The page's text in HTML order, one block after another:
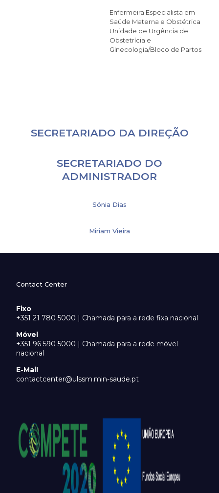
Enfermeira Especialista em
Saúde Materna e Obstétrica
Unidade de Urgência de
Obstetrícia e
Ginecologia/Bloco de Partos
SECRETARIADO DA DIREÇÃO
SECRETARIADO DO
ADMINISTRADOR
Sónia Dias
Miriam Vieira
Contact Center
Fixo
+351 21 780 5000 | Chamada para a rede fixa nacional
Móvel
+351 96 590 5000 | Chamada para a rede móvel
nacional
E-Mail
contactcenter@ulssm.min-saude.pt